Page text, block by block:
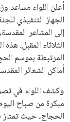
محافظات
أعلن اللواء مساعد
الجهاز التنفيذي
إلى المشاعر
الثلاثاء المقبل.
المرتبطة بموسم
أماكن الشعائر
وكشف اللواء في
الحجاج، حيث